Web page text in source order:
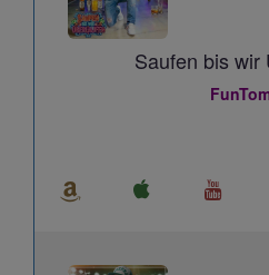
Saufen bis wir